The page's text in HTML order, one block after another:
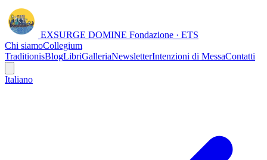
EXSURGE DOMINE Fondazione · ETS
Chi siamoCollegium
TraditionisBlogLibriGalleriaNewsletterIntenzioni di MessaContatti
Italiano